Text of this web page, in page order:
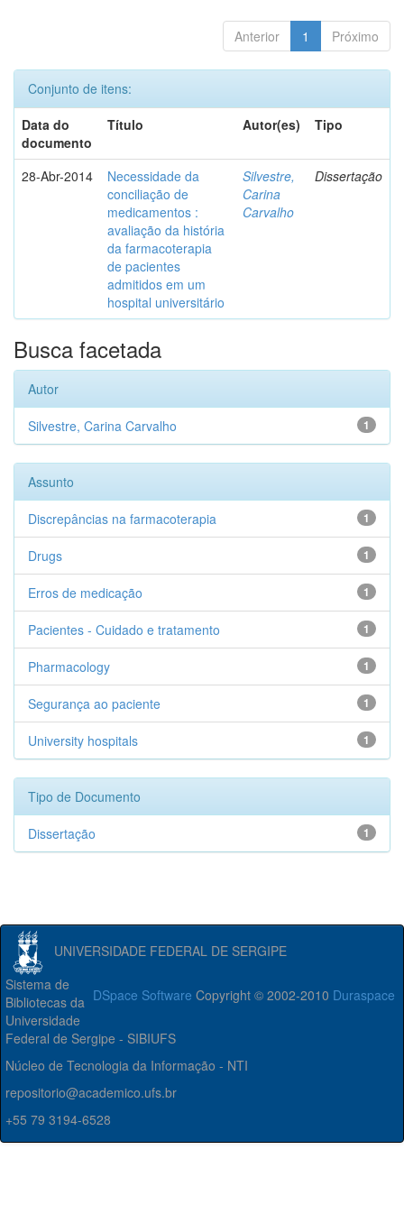
Anterior 1 Próximo
Conjunto de itens:
Data do
documento
Título Autor(es) Tipo
28-Abr-2014
Necessidade da
conciliação de
medicamentos :
avaliação da história
da farmacoterapia
de pacientes
admitidos em um
hospital universitário
Silvestre,
Carina
Carvalho
Dissertação
Busca facetada
Autor
1
Silvestre, Carina Carvalho
Assunto
1
Discrepâncias na farmacoterapia
1
Drugs
1
Erros de medicação
1
Pacientes - Cuidado e tratamento
1
Pharmacology
1
Segurança ao paciente
1
University hospitals
Tipo de Documento
1
Dissertação
UNIVERSIDADE FEDERAL DE SERGIPE
DSpace Software Copyright © 2002-2010 Duraspace
Sistema de
Bibliotecas da
Universidade
Federal de Sergipe - SIBIUFS
Núcleo de Tecnologia da Informação - NTI
repositorio@academico.ufs.br
+55 79 3194-6528